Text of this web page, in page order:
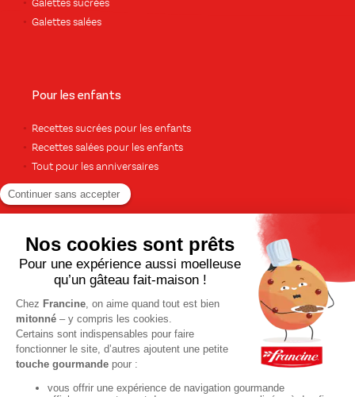
Galettes sucrées
Galettes salées
Pour les enfants
Recettes sucrées pour les enfants
Recettes salées pour les enfants
Tout pour les anniversaires
Pour le dessert
Gâteaux et cakes
Crèmes et flans
Recettes de saison